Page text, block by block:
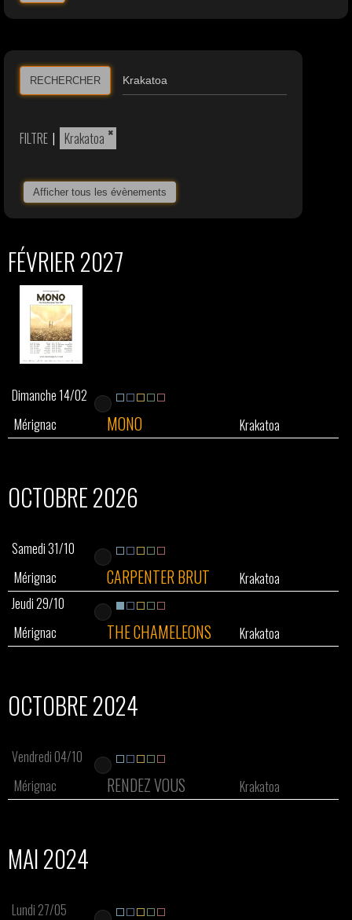
RECHERCHER
FILTRE | ×
Krakatoa
Afficher tous les évènements
FÉVRIER 2027
Dimanche 14/02
Mérignac
MONO Krakatoa
OCTOBRE 2026
Samedi 31/10
Mérignac
CARPENTER BRUT
Krakatoa
Jeudi 29/10
Mérignac
THE CHAMELEONS Krakatoa
OCTOBRE 2024
Vendredi 04/10
Mérignac
RENDEZ VOUS Krakatoa
MAI 2024
Lundi 27/05